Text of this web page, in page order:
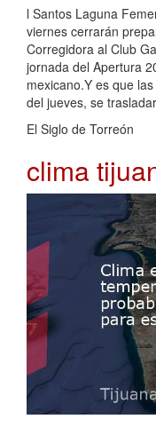
l Santos Laguna
viernes cerrarán
Corregidora al Club
jornada del Apertura
mexicano.Y es que
del jueves, se
El Siglo de Torreón
clima